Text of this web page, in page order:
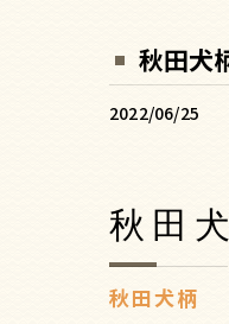
秋田犬
2022/06/25
秋田犬柄
秋田